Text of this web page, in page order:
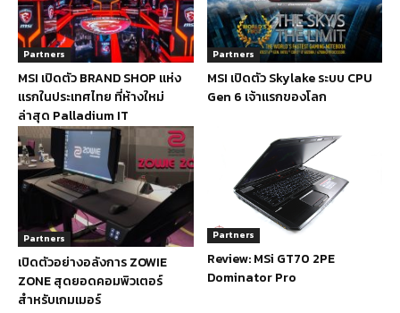
Partners
MSI เปิดตัว BRAND SHOP แห่ง
แรกในประเทศไทย ที่ห้างใหม่
ล่าสุด Palladium IT
Partners
MSI เปิดตัว Skylake ระบบ CPU
Gen 6 เจ้าแรกของโลก
Partners
เปิดตัวอย่างอลังการ ZOWIE
ZONE สุดยอดคอมพิวเตอร์
สำหรับเกมเมอร์
Partners
Review: MSi GT70 2PE
Dominator Pro